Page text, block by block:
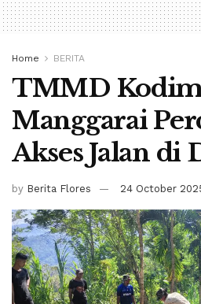
Home BERITA
TMMD Kodim
Manggarai
Akses Jalan di
by Berita Flores 24 October